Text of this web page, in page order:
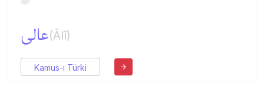
عالی(Âlî)
Kamus-ı Türki